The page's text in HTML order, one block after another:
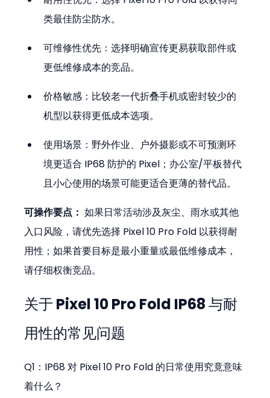
类最佳防尘防水。
可维修性优先：选择明确宣传更易获取部件或
更低维修成本的竞品。
价格敏感：比较老一代折叠手机或密封较少的
机型以获得更低成本选项。
使用场景：野外作业、户外摄影或不可预测环
境更适合 IP68 防护的 Pixel；办公室/平板替代
且小心使用的场景可能更适合更薄的替代品。
可操作要点： 如果日常活动涉及灰尘、雨水或其他
入口风险，请优先选择 Pixel 10 Pro Fold 以获得耐
用性；如果首要目标是最小重量或最低维修成本，
请仔细权衡竞品。
关于 Pixel 10 Pro Fold IP68 与耐
用性的常见问题
Q1：IP68 对 Pixel 10 Pro Fold 的日常使用究竟意味
着什么？